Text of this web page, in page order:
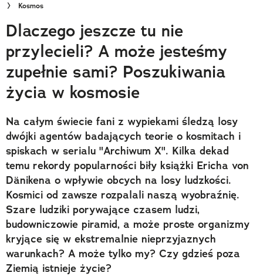
Wielki Konkurs Fotograficzny
Trendbook Podróżniczy
Polecane
Kosmos
Dlaczego jeszcze tu nie
przylecieli? A może jesteśmy
zupełnie sami? Poszukiwania
życia w kosmosie
Na całym świecie fani z wypiekami śledzą losy
dwójki agentów badających teorie o kosmitach i
spiskach w serialu "Archiwum X". Kilka dekad
temu rekordy popularności biły książki Ericha von
Dänikena o wpływie obcych na losy ludzkości.
Kosmici od zawsze rozpalali naszą wyobraźnię.
Szare ludziki porywające czasem ludzi,
budowniczowie piramid, a może proste organizmy
kryjące się w ekstremalnie nieprzyjaznych
warunkach? A może tylko my? Czy gdzieś poza
Ziemią istnieje życie?